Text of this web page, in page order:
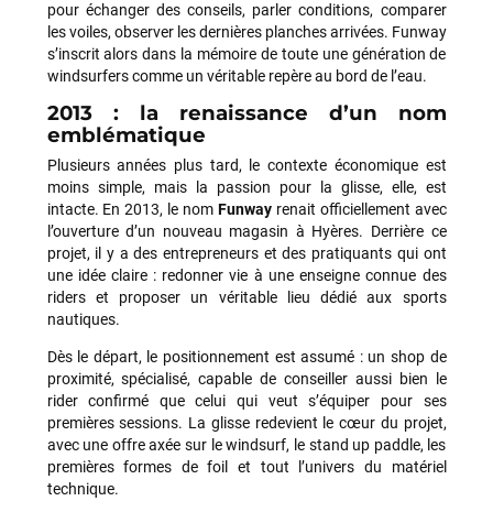
pour échanger des conseils, parler conditions, comparer
les voiles, observer les dernières planches arrivées. Funway
s’inscrit alors dans la mémoire de toute une génération de
windsurfers comme un véritable repère au bord de l’eau.
2013 : la renaissance d’un nom
emblématique
Plusieurs années plus tard, le contexte économique est
moins simple, mais la passion pour la glisse, elle, est
intacte. En 2013, le nom Funwayrenait officiellement avec
l’ouverture d’un nouveau magasin à Hyères. Derrière ce
projet, il y a des entrepreneurs et des pratiquants qui ont
une idée claire : redonner vie à une enseigne connue des
riders et proposer un véritable lieu dédié aux sports
nautiques.
Dès le départ, le positionnement est assumé : un shop de
proximité, spécialisé, capable de conseiller aussi bien le
rider confirmé que celui qui veut s’équiper pour ses
premières sessions. La glisse redevient le cœur du projet,
avec une offre axée sur le windsurf, le stand up paddle, les
premières formes de foil et tout l’univers du matériel
technique.